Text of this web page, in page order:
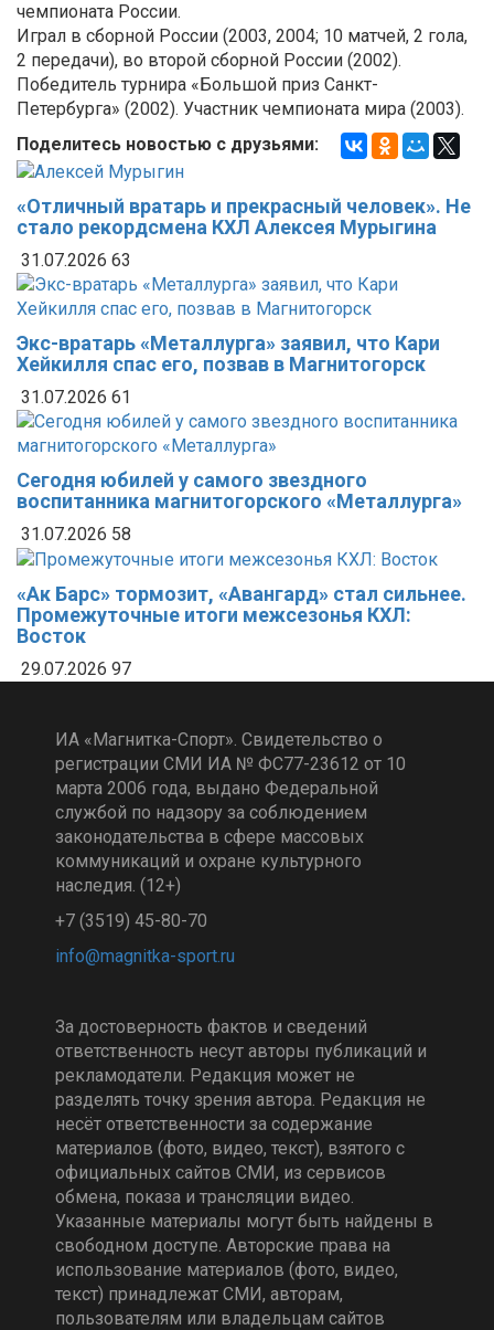
чемпионата России.
Играл в сборной России (2003, 2004; 10 матчей, 2 гола,
2 передачи), во второй сборной России (2002).
Победитель турнира «Большой приз Санкт-
Петербурга» (2002). Участник чемпионата мира (2003).
Поделитесь новостью с друзьями:
«Отличный вратарь и прекрасный человек». Не
стало рекордсмена КХЛ Алексея Мурыгина
31.07.2026 63
Экс-вратарь «Металлурга» заявил, что Кари
Хейкилля спас его, позвав в Магнитогорск
31.07.2026 61
Сегодня юбилей у самого звездного
воспитанника магнитогорского «Металлурга»
31.07.2026 58
«Ак Барс» тормозит, «Авангард» стал сильнее.
Промежуточные итоги межсезонья КХЛ:
Восток
29.07.2026 97
ИА «Магнитка-Спорт». Свидетельство о
регистрации СМИ ИА № ФС77-23612 от 10
марта 2006 года, выдано Федеральной
службой по надзору за соблюдением
законодательства в сфере массовых
коммуникаций и охране культурного
наследия. (12+)
+7 (3519) 45-80-70
За достоверность фактов и сведений
ответственность несут авторы публикаций и
рекламодатели. Редакция может не
разделять точку зрения автора. Редакция не
несёт ответственности за содержание
материалов (фото, видео, текст), взятого с
официальных сайтов СМИ, из сервисов
обмена, показа и трансляции видео.
Указанные материалы могут быть найдены в
свободном доступе. Авторские права на
использование материалов (фото, видео,
текст) принадлежат СМИ, авторам,
пользователям или владельцам сайтов